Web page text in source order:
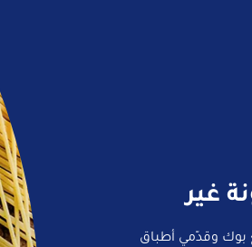
غير
بوك وقدّمي أطباق